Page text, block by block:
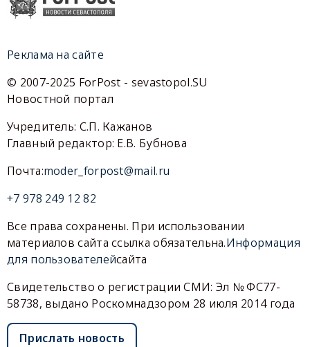
Реклама на сайте
© 2007-2025 ForPost - sevastopol.SU
Новостной портал
Учредитель: С.П. Кажанов
Главный редактор: Е.В. Бубнова
Почта:moder_forpost@mail.ru
+7 978 249 12 82
Все права сохранены. При использовании
материалов сайта ссылка обязательна.Информация
для пользователейсайта
Свидетельство о регистрации СМИ: Эл № ФС77-
58738, выдано Роскомнадзором 28 июля 2014 года
Прислать новость